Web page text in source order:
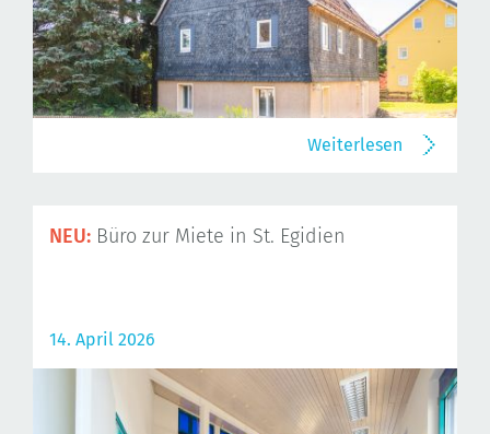
Weiterlesen
NEU: Büro zur Miete in St. Egidien
14. April 2026